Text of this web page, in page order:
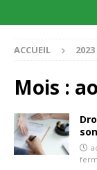
ACCUEIL 2023
Mois :